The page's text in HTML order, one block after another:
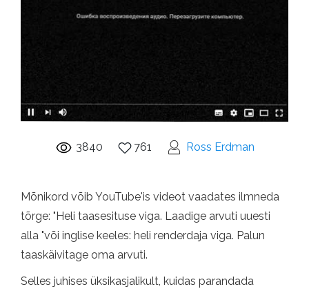
3840 761 Ross Erdman
Mõnikord võib YouTube'is videot vaadates ilmneda
tõrge: "Heli taasesituse viga. Laadige arvuti uuesti
alla "või inglise keeles: heli renderdaja viga. Palun
taaskäivitage oma arvuti.
Selles juhises üksikasjalikult, kuidas parandada